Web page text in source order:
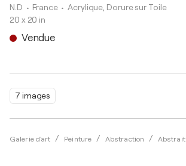
7 images
Galerie d'art Peinture Abstraction Abstrait
N.D • France •Acrylique, Dorure sur Toile
20 x 20 in
Vendue